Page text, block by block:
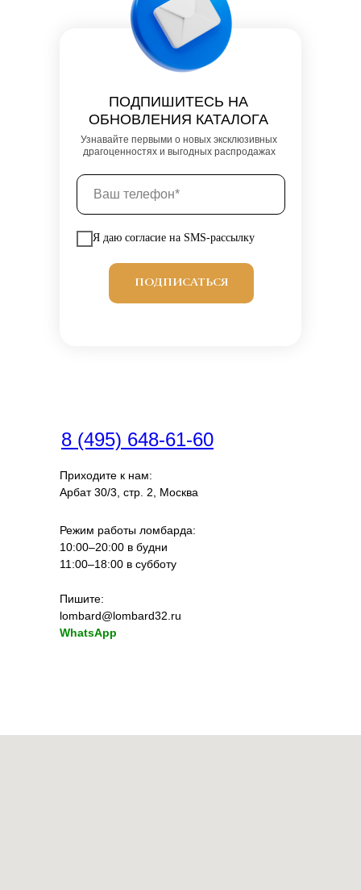
Я даю согласие на SMS-рассылку
ПОДПИСАТЬСЯ
ПОДПИШИТЕСЬ НА
ОБНОВЛЕНИЯ КАТАЛОГА
Узнавайте первыми о новых эксклюзивных
драгоценностях и выгодных распродажах
Режим работы ломбарда:
10:00–20:00 в будни
11:00–18:00 в субботу
Приходите к нам:
Арбат 30/3, стр. 2, Москва
Пишите:
lombard@lombard32.ru
WhatsApp
8 (495) 648-61-60